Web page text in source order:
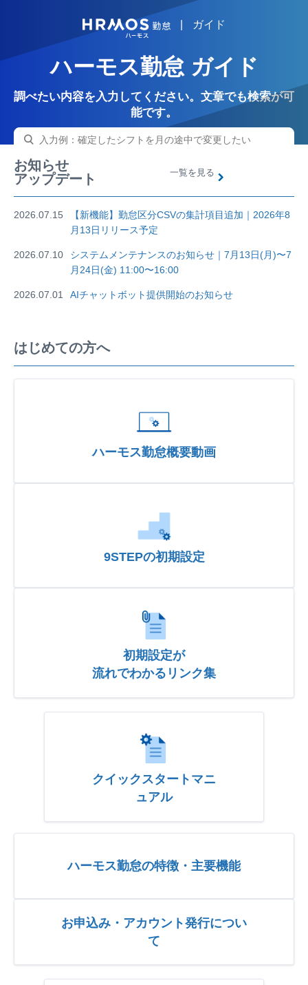
HRMOSガイド
ハーモス勤怠 ガイド
調べたい内容を入力してください。文章でも検索が可
能です。
お知らせ
アップデート
一覧を見る
2026.07.15
【新機能】勤怠区分CSVの集計項目追加｜2026年8
月13日リリース予定
2026.07.10
システムメンテナンスのお知らせ｜7月13日(月)〜7
月24日(金) 11:00〜16:00
2026.07.01 AIチャットボット提供開始のお知らせ
はじめての方へ
ハーモス勤怠概要動画
9STEPの初期設定
初期設定が
流れでわかるリンク集
クイックスタートマニ
ュアル
ハーモス勤怠の特徴・主要機能
お申込み・アカウント発行につい
て